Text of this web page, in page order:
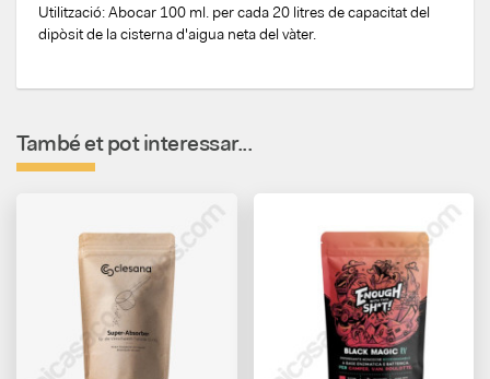
Utilització: Abocar 100 ml. per cada 20 litres de capacitat del
dipòsit de la cisterna d'aigua neta del vàter.
També et pot interessar...